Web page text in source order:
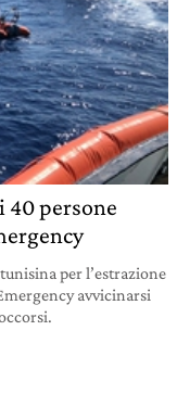
40 persone
per l’estrazione
avvicinarsi